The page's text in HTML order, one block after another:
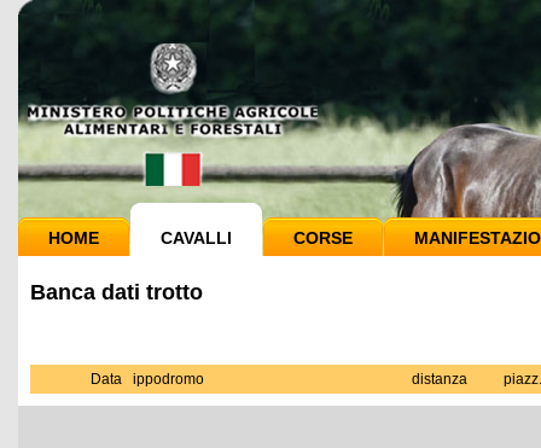
HOME CAVALLI CORSE
Banca dati trotto
Data ippodromo distanza piazz.